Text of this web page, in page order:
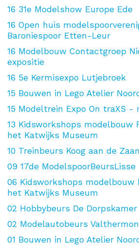
16 31e Modelshow Europe Ede
16 Open huis
Baroniespoor Etten-Leur
16 Modelbouw Contactgroep
expositie
16 5e Kermisexpo Lutjebroek
15 Bouwen in Lego Atelier
15 Modeltrein Expo On traXS -
13 Kidsworkshops modelbouw
het Katwijks Museum
10 Treinbeurs Koog aan de Zaan
09 17de ModelspoorBeursLisse
06 Kidsworkshops modelbouw
het Katwijks Museum
02 Hobbybeurs De
02 Modelautobeurs
01 Bouwen in Lego Atelier